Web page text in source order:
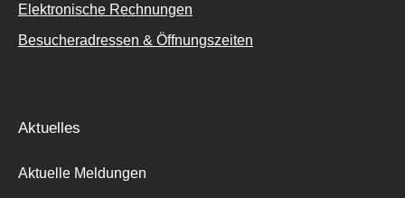
Elektronische Rechnungen
Besucheradressen & Öffnungszeiten
Aktuelles
Aktuelle Meldungen